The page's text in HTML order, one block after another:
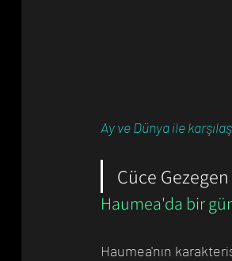
Ay ve Dünya ile
Cüce
Haumea'da bir
Haumea'nın